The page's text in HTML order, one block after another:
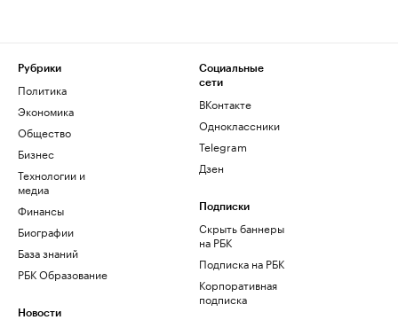
Рубрики
Политика
Экономика
Общество
Бизнес
Технологии и
медиа
Финансы
Биографии
База знаний
РБК Образование
Новости
Социальные
сети
ВКонтакте
Одноклассники
Telegram
Дзен
Подписки
Скрыть баннеры
на РБК
Подписка на РБК
Корпоративная
подписка